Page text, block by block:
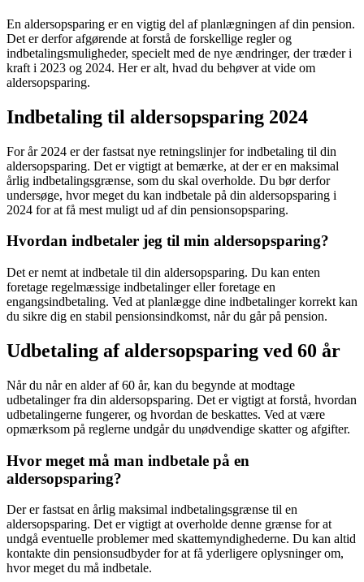
En aldersopsparing er en vigtig del af planlægningen af din pension.
Det er derfor afgørende at forstå de forskellige regler og
indbetalingsmuligheder, specielt med de nye ændringer, der træder i
kraft i 2023 og 2024. Her er alt, hvad du behøver at vide om
aldersopsparing.
Indbetaling til aldersopsparing 2024
For år 2024 er der fastsat nye retningslinjer for indbetaling til din
aldersopsparing. Det er vigtigt at bemærke, at der er en maksimal
årlig indbetalingsgrænse, som du skal overholde. Du bør derfor
undersøge, hvor meget du kan indbetale på din aldersopsparing i
2024 for at få mest muligt ud af din pensionsopsparing.
Hvordan indbetaler jeg til min aldersopsparing?
Det er nemt at indbetale til din aldersopsparing. Du kan enten
foretage regelmæssige indbetalinger eller foretage en
engangsindbetaling. Ved at planlægge dine indbetalinger korrekt kan
du sikre dig en stabil pensionsindkomst, når du går på pension.
Udbetaling af aldersopsparing ved 60 år
Når du når en alder af 60 år, kan du begynde at modtage
udbetalinger fra din aldersopsparing. Det er vigtigt at forstå, hvordan
udbetalingerne fungerer, og hvordan de beskattes. Ved at være
opmærksom på reglerne undgår du unødvendige skatter og afgifter.
Hvor meget må man indbetale på en
aldersopsparing?
Der er fastsat en årlig maksimal indbetalingsgrænse til en
aldersopsparing. Det er vigtigt at overholde denne grænse for at
undgå eventuelle problemer med skattemyndighederne. Du kan altid
kontakte din pensionsudbyder for at få yderligere oplysninger om,
hvor meget du må indbetale.